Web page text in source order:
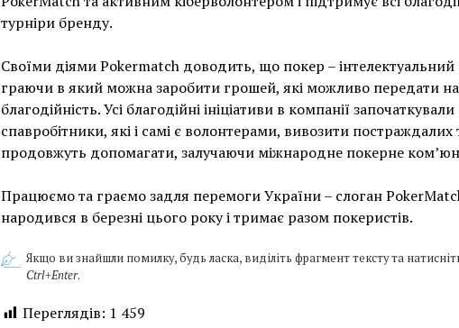
турніри бренду.
Своїми діями Pokermatch доводить, що покер – інтелектуальний
граючи в який можна заробити грошей, які можливо передати на
благодійність. Усі благодійні ініціативи в компанії
спавробітники, які і самі є волонтерами, вивозити постраждалих
продовжуть допомагати, залучаючи міжнародне покерне
Працюємо та граємо задля перемоги України – слоган
народився в березні цього року і тримає разом покеристів.
Якщо ви знайшли помилку, будь ласка, виділіть фрагмент тексту та
Ctrl+Enter.
Переглядів: 1 459